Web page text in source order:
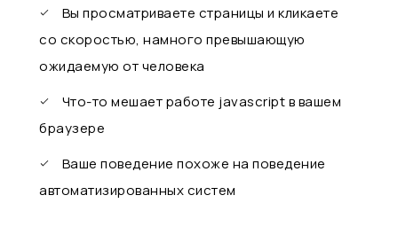
Вы просматриваете страницы и кликаете
со скоростью, намного превышающую
ожидаемую от человека
Что-то мешает работе javascript в вашем
браузере
Ваше поведение похоже на поведение
автоматизированных систем